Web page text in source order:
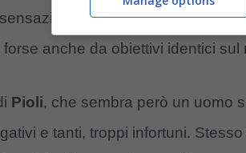
che due big del calcio
anche da obiettivi identici sul
Pioli, che sembra però un uomo
e tanti, troppi infortuni.